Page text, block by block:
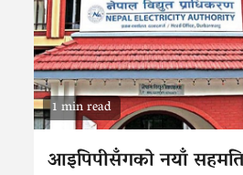
1 min read
आइपिपीसँगको नयाँ